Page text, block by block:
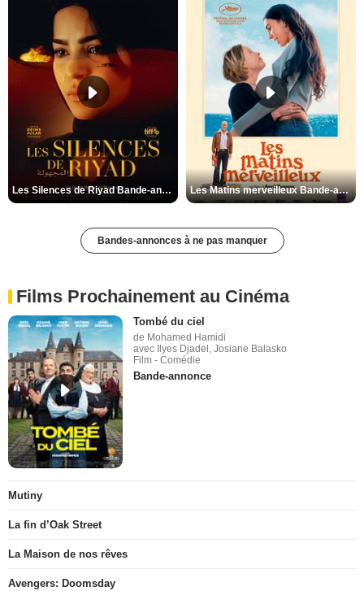
Les Silences de Riyad Bande-annonce VO STFR Les Matins merveilleux Bande-annonce VF
Bandes-annonces à ne pas manquer
Films Prochainement au Cinéma
Tombé du ciel
de Mohamed Hamidi
avec Ilyes Djadel, Josiane Balasko
Film - Comédie
Bande-annonce
Mutiny
La fin d’Oak Street
La Maison de nos rêves
Avengers: Doomsday